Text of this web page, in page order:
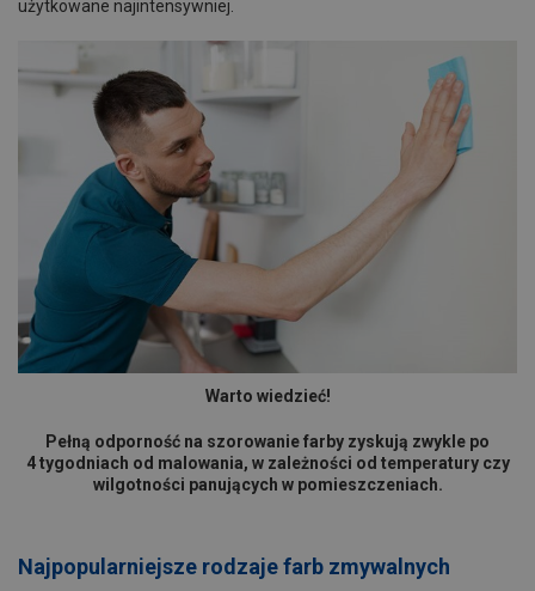
użytkowane najintensywniej.
Warto wiedzieć!
Pełną odporność na szorowanie farby zyskują zwykle po
4 tygodniach od malowania, w zależności od temperatury czy
wilgotności panujących w pomieszczeniach.
Najpopularniejsze rodzaje farb zmywalnych